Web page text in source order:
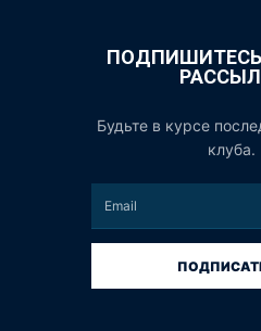
Будьте в курсе
клуба.